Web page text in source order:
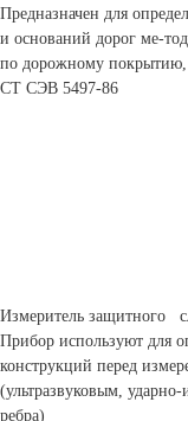
Предназначен для
и оснований дорог ме-
по дорожному покрытию,
СТ СЭВ 5497-86
Измеритель защитного
Прибор используют для
конструкций перед
(ультразвуковым,
ребра)